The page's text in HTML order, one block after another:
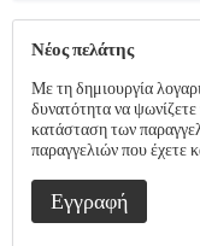
Νέος πελάτης
Με τη δημιουργία
δυνατότητα να
κατάσταση των
παραγγελιών που έχετε
Εγγραφή